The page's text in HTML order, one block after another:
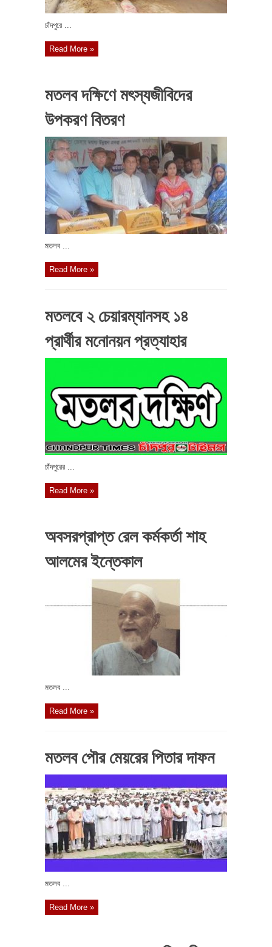
চাঁদপুরে ...
Read More »
মতলব দক্ষিণে মৎস্যজীবিদের
উপকরণ বিতরণ
মতলব ...
Read More »
মতলবে ২ চেয়ারম্যানসহ ১৪
প্রার্থীর মনোনয়ন প্রত্যাহার
চাঁদপুরের ...
Read More »
অবসরপ্রাপ্ত রেল কর্মকর্তা শাহ
আলমের ইন্তেকাল
মতলব ...
Read More »
মতলব পৌর মেয়রের পিতার দাফন
মতলব ...
Read More »